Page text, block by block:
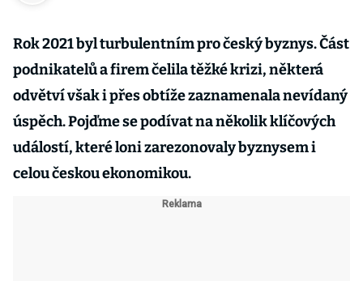
Rok 2021 byl turbulentním pro český byznys. Část
podnikatelů a firem čelila těžké krizi, některá
odvětví však i přes obtíže zaznamenala nevídaný
úspěch. Pojďme se podívat na několik klíčových
událostí, které loni zarezonovaly byznysem i
celou českou ekonomikou.